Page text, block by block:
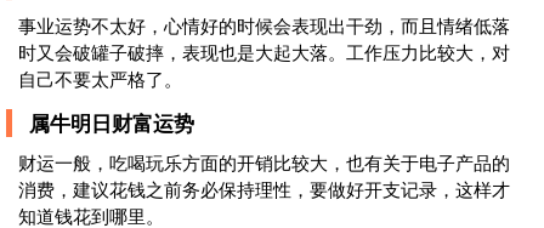
事业运势不太好，心情好的时候会表现出干劲，而且情绪低落
时又会破罐子破摔，表现也是大起大落。工作压力比较大，对
自己不要太严格了。
属牛明日财富运势
财运一般，吃喝玩乐方面的开销比较大，也有关于电子产品的
消费，建议花钱之前务必保持理性，要做好开支记录，这样才
知道钱花到哪里。